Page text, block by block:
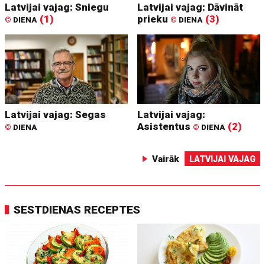
Latvijai vajag: Sniegu
© DIENA (1)
Latvijai vajag: Dāvināt
prieku © DIENA (3)
Latvijai vajag: Segas
© DIENA
Latvijai vajag:
Asistentus © DIENA (2)
Vairāk LATVIJAI VAJAG
SESTDIENAS RECEPTES